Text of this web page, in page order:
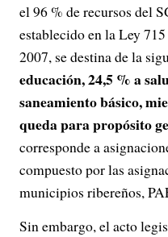
el 96 % de recursos del
establecido en la Ley
2007, se destina de la
educación, 24,5 % a
saneamiento básico,
queda para propósito
corresponde a
compuesto por las
municipios ribereños,
Sin embargo, el acto